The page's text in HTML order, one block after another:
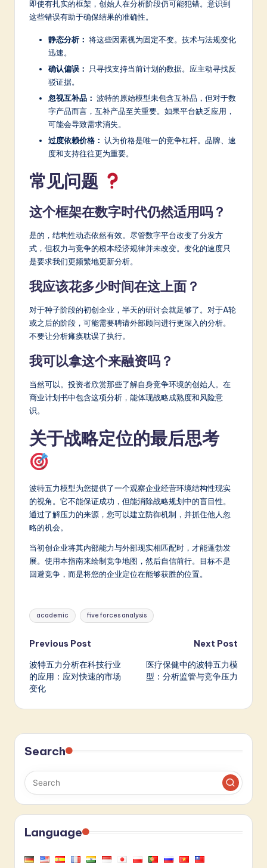
即使有扎实的框架，创始人在分析阶段仍可能犯错。意识到
这些错误有助于确保结果的准确性。
静态分析： 将这些因素视为固定不变。技术与法规变化
迅速。
确认偏误：
只寻找支持当前计划的数据。应主动寻找反
驳证据。
忽视互补品： 波特的原始模型未包含互补品，但对于数
字产品而言，互补产品至关重要。如果平台缺乏应用，
可能会导致需求消失。
过度依赖价格： 认为价格是唯一的竞争杠杆。品牌、速
度和支持往往更为重要。
常见问题
这个框架在数字时代仍然适用吗？
是的，结构性动态依然有效。尽管数字平台改变了分发方
式，但权力与竞争的根本经济规律并未改变。变化的速度只
是要求我们更频繁地更新分析。
我应该花多少时间在这上面？
对于种子阶段的初创企业，半天的研讨会就足够了。对于A轮
或之后的阶段，可能需要聘请外部顾问进行更深入的分析。
不要让分析瘫痪耽误了执行。
我可以拿这个来融资吗？
当然可以。投资者欣赏那些了解自身竞争环境的创始人。在
商业计划书中包含这项分析，能体现战略成熟度和风险意
识。
关于战略定位的最后思考
波特五力模型为您提供了一个观察企业经营环境结构性现实
的视角。它不能保证成功，但能消除战略规划中的盲目性。
通过了解压力的来源，您可以建立防御机制，并抓住他人忽
略的机会。
当初创企业将其内部能力与外部现实相匹配时，才能蓬勃发
展。使用本指南来绘制竞争地图，然后自信前行。目标不是
回避竞争，而是将您的企业定位在能够获胜的位置。
Tags:
academic five forces analysis
Post
navigation
Previous Post
波特五力分析在科技行业
的应用：应对快速的市场
变化
Next Post
医疗保健中的波特五力模
型：分析监管与竞争压力
Search
Language